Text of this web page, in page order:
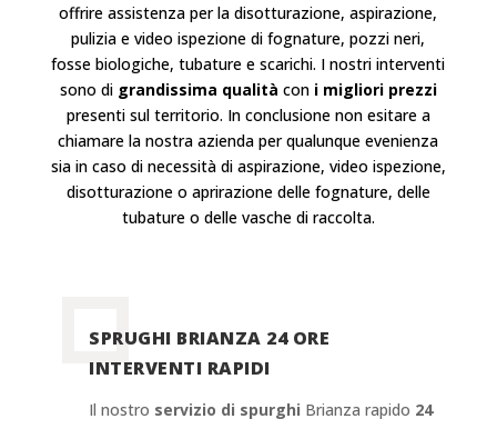
offrire assistenza per la disotturazione, aspirazione,
pulizia e video ispezione di fognature, pozzi neri,
fosse biologiche, tubature e scarichi. I nostri interventi
sono di grandissima qualità coni migliori prezzi
presenti sul territorio. In conclusione non esitare a
chiamare la nostra azienda per qualunque evenienza
sia in caso di necessità di aspirazione, video ispezione,
disotturazione o aprirazione delle fognature, delle
tubature o delle vasche di raccolta.
SPRUGHI BRIANZA 24 ORE
INTERVENTI RAPIDI
Il nostro servizio di spurghi Brianza rapido 24